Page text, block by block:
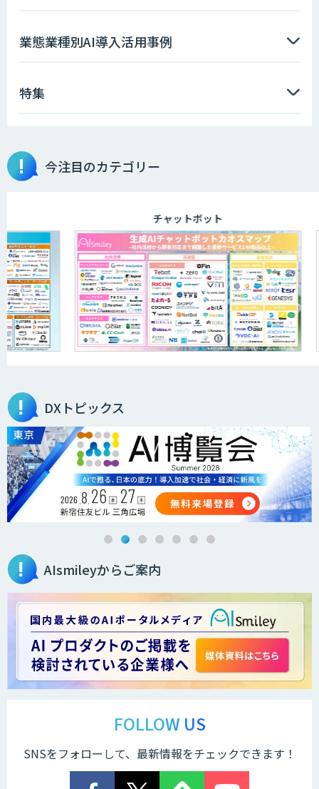
業態業種別AI導入活用事例
特集
今注目のカテゴリー
チャットボット
DXトピックス
AIsmileyからご案内
FOLLOW US
SNSをフォローして、最新情報をチェックできます！